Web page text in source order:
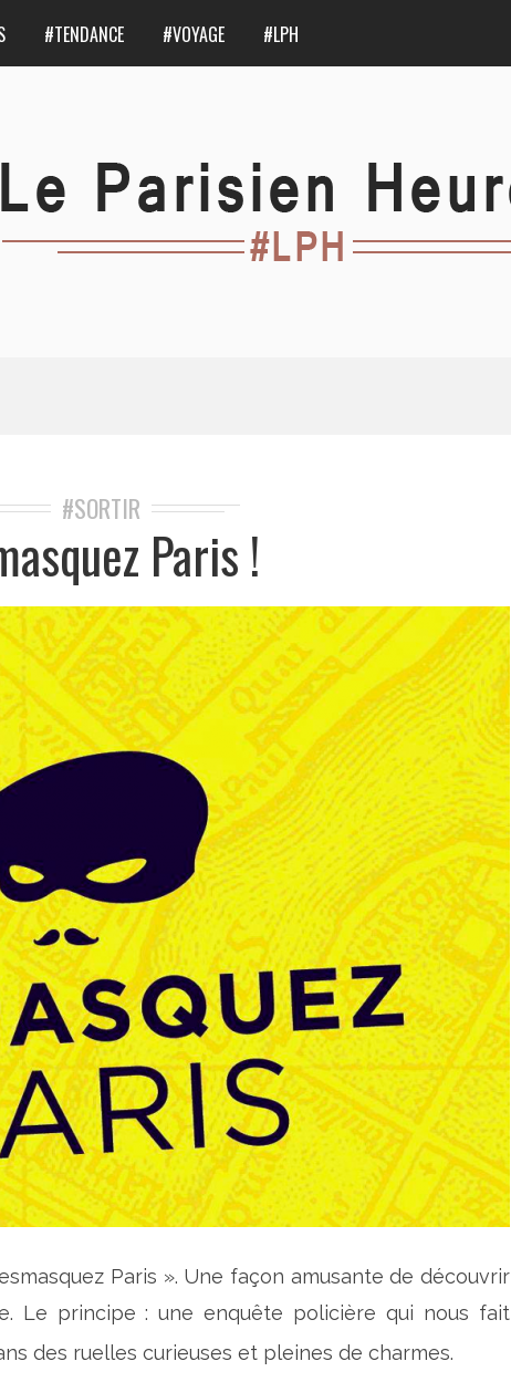
#TENDANCE #VOYAGE #LPH
#SORTIR
Paris !
Paris ». Une façon amusante de découvrir
Le principe : une enquête policière qui nous fait
des ruelles curieuses et pleines de charmes.